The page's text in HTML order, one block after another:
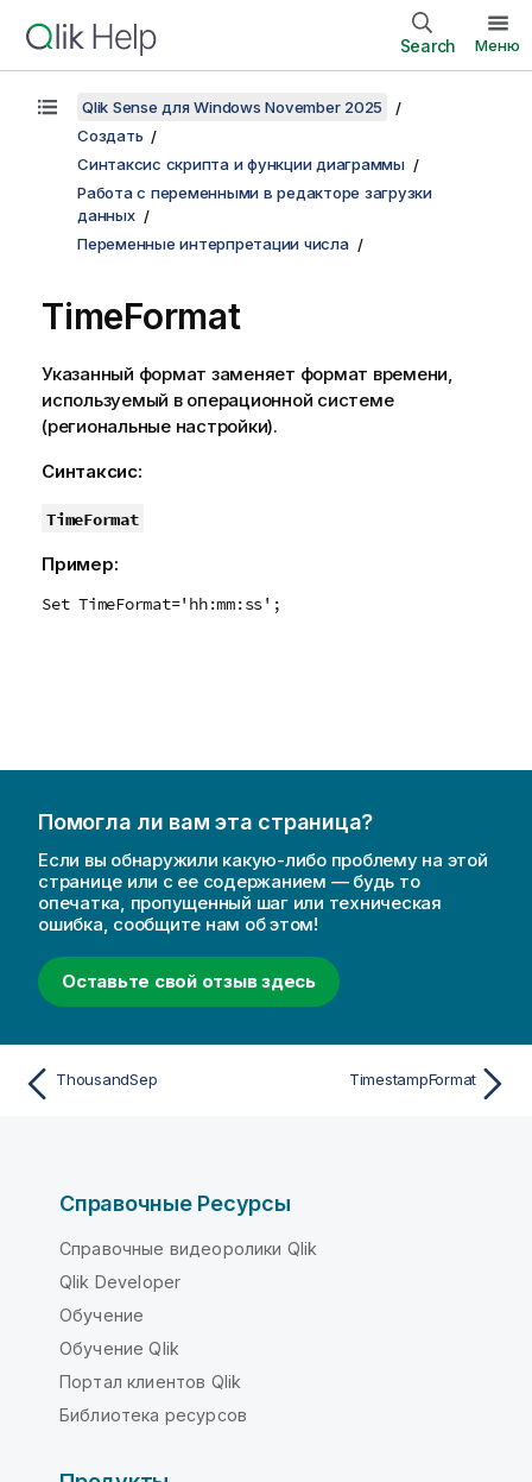
Search Меню
Qlik Sense для Windows November 2025
Создать
Синтаксис скрипта и функции диаграммы
Работа с переменными в редакторе загрузки
данных
Переменные интерпретации числа
TimeFormat
Указанный формат заменяет формат времени,
используемый в операционной системе
(региональные настройки).
Синтаксис:
TimeFormat
Пример:
Set TimeFormat='hh:mm:ss';
Помогла ли вам эта страница?
Если вы обнаружили какую-либо проблему на этой
странице или с ее содержанием — будь то
опечатка, пропущенный шаг или техническая
ошибка, сообщите нам об этом!
Оставьте свой отзыв здесь
ThousandSep TimestampFormat
Справочные Ресурсы
Справочные видеоролики Qlik
Qlik Developer
Обучение
Обучение Qlik
Портал клиентов Qlik
Библиотека ресурсов